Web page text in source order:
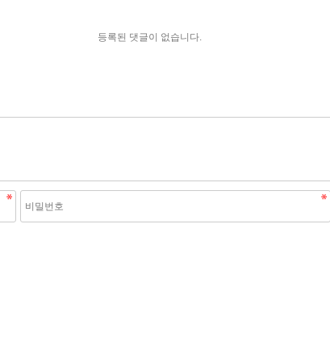
등록된 댓글이 없습니다.